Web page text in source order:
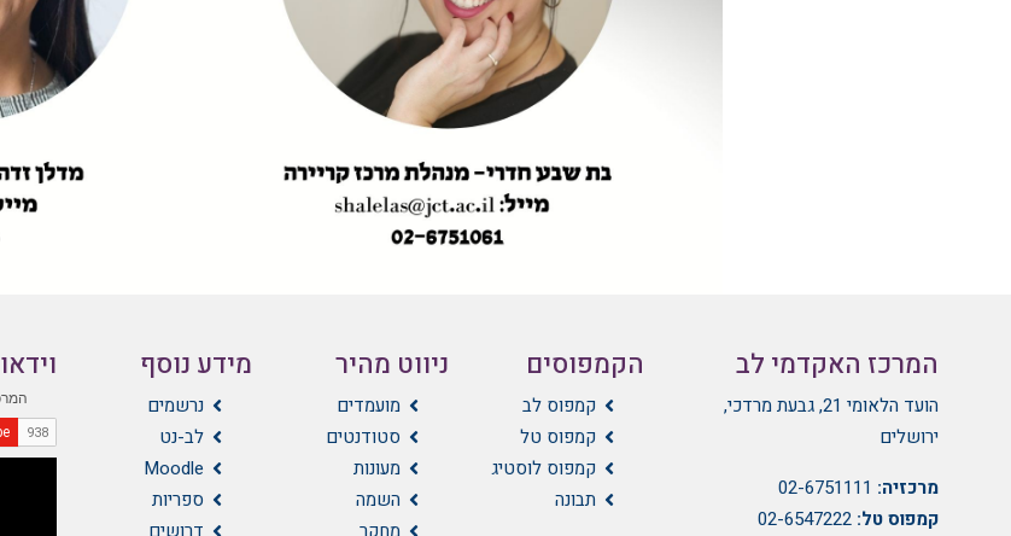
המרכז האקדמי לב
הועד הלאומי 21, גבעת מרדכי,
ירושלים
מרכזיה: 02-6751111
קמפוס טל: 02-6547222
הקמפוסים
קמפוס לב
קמפוס טל
קמפוס לוסטיג
תבונה
ניווט מהיר
מועמדים
סטודנטים
מעונות
השמה
מידע נוסף
נרשמים
לב-נט
Moodle
ספריות
וידאו